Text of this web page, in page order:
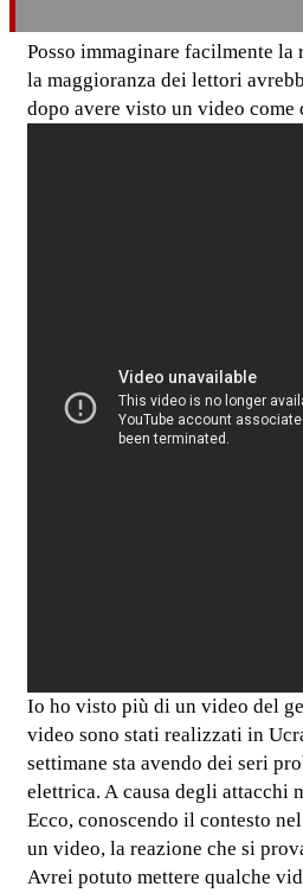
Posso immaginare facilmente la
la maggioranza dei lettori
dopo avere visto un video come
Io ho visto più di un video del
video sono stati realizzati in
settimane sta avendo dei seri
elettrica. A causa degli attacchi
Ecco, conoscendo il contesto
un video, la reazione che si
Avrei potuto mettere qualche